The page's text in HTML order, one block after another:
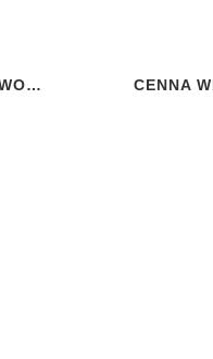
JAK ZAPOBIEGAĆ NOWOTWOROM U MĘŻCZYZN?
CENNA